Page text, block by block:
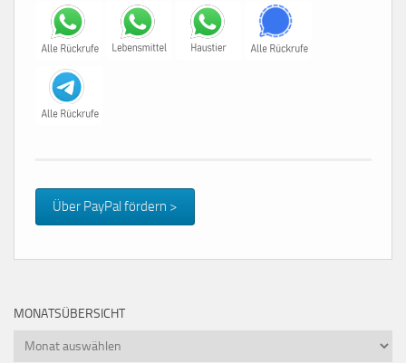
Über PayPal fördern >
MONATSÜBERSICHT
Monatsübersicht